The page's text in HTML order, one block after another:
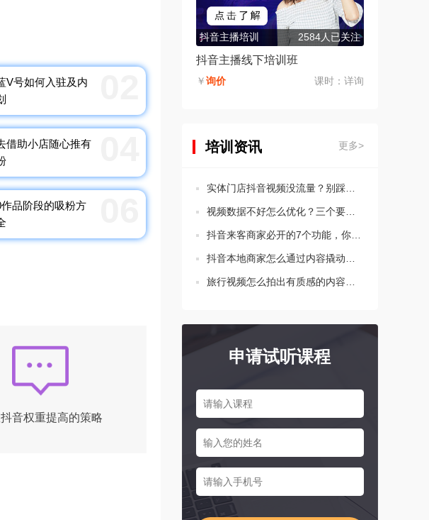
V号如何入驻及内
借助小店随心推有
品阶段的吸粉方
音权重提高的策略
抖音主播培训 2584人已关注
抖音主播线下培训班
￥询价 课时： 详询
培训资讯 更多>
实体门店抖音视频没流量？别踩这5个违规坑！
视频数据不好怎么优化？三个要点教会你分析思路！
抖音来客商家必开的7个功能，你都设置了吗？
抖音本地商家怎么通过内容撬动生意增长？这三点要知道！
旅行视频怎么拍出有质感的内容？新手必学的三个技巧
申请试听课程